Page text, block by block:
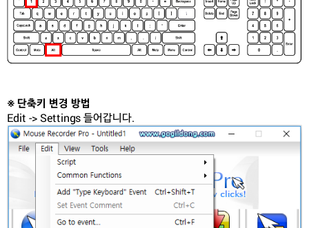
※ 단축키 변경 방법
Edit -> Settings 들어갑니다.